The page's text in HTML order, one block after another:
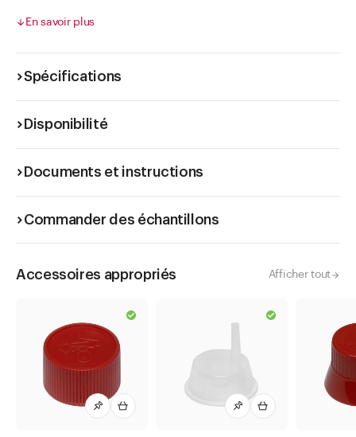
classe hydrolytique 3
En savoir plus
Spécifications
Disponibilité
Documents et instructions
Commander des échantillons
Accessoires appropriés Afficher tout